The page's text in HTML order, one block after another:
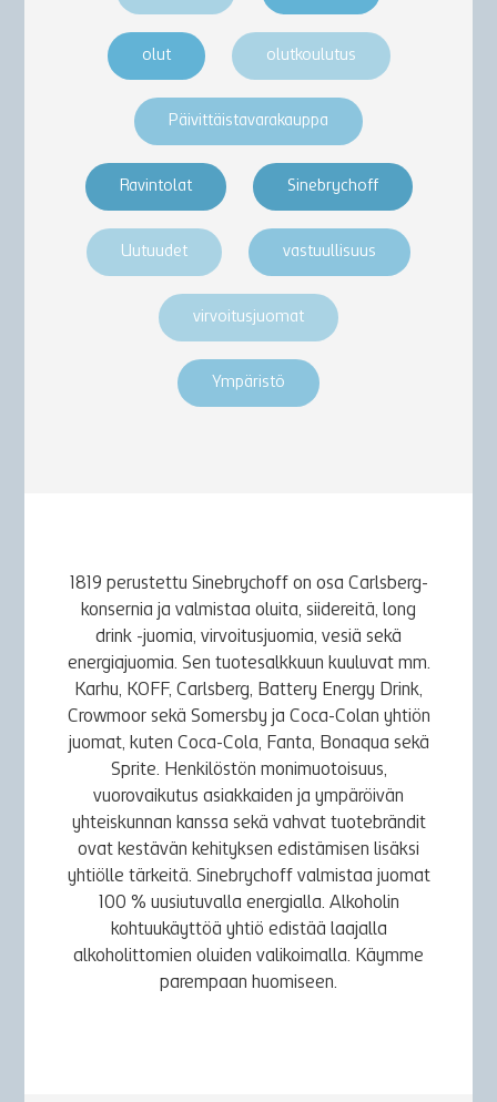
olut olutkoulutus
Päivittäistavarakauppa
Ravintolat Sinebrychoff
Uutuudet vastuullisuus
virvoitusjuomat
Ympäristö
1819 perustettu Sinebrychoff on osa Carlsberg-
konsernia ja valmistaa oluita, siidereitä, long
drink -juomia, virvoitusjuomia, vesiä sekä
energiajuomia. Sen tuotesalkkuun kuuluvat mm.
Karhu, KOFF, Carlsberg, Battery Energy Drink,
Crowmoor sekä Somersby ja Coca-Colan yhtiön
juomat, kuten Coca-Cola, Fanta, Bonaqua sekä
Sprite. Henkilöstön monimuotoisuus,
vuorovaikutus asiakkaiden ja ympäröivän
yhteiskunnan kanssa sekä vahvat tuotebrändit
ovat kestävän kehityksen edistämisen lisäksi
yhtiölle tärkeitä. Sinebrychoff valmistaa juomat
100 % uusiutuvalla energialla. Alkoholin
kohtuukäyttöä yhtiö edistää laajalla
alkoholittomien oluiden valikoimalla. Käymme
parempaan huomiseen.